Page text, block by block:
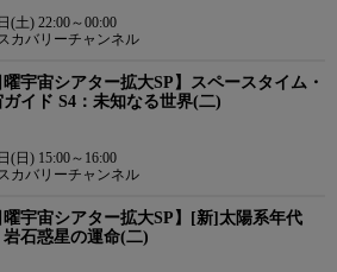
(土) 22:00～00:00
カバリーチャンネル
曜宇宙シアター拡大SP】スペースタイム・
イド S4：未知なる世界(二)
(日) 15:00～16:00
カバリーチャンネル
曜宇宙シアター拡大SP】[新]太陽系年代
岩石惑星の運命(二)